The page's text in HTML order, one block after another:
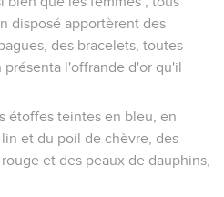
disposé apportèrent des
des bracelets, toutes
présenta l'offrande d'or qu'il
étoffes teintes en bleu, en
et du poil de chèvre, des
et des peaux de dauphins,